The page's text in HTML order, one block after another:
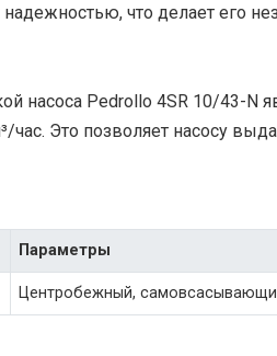
надежностью, что делает его
насоса Pedrollo 4SR 10/43-N
час. Это позволяет насосу
Параметры
Центробежный,